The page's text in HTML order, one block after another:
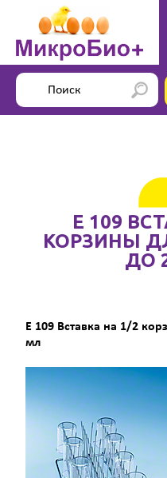
E 109
КОРЗИНЫ
ДО
E 109 Вставка на 1/2
мл